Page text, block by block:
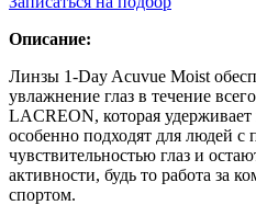
Описание:
Линзы 1-Day Acuvue Moist
увлажнение глаз в течение
LACREON, которая
особенно подходят для людей
чувствительностью глаз и
активности, будь то работа за
спортом.